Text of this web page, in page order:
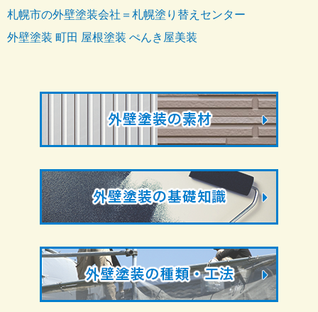
札幌市の外壁塗装会社＝札幌塗り替えセンター
外壁塗装 町田 屋根塗装 ぺんき屋美装